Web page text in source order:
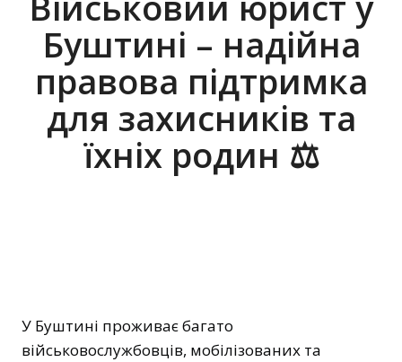
Буштині – надійна
правова підтримка
для захисників та
їхніх родин ⚖️
У Буштині проживає багато
військовослужбовців, мобілізованих та